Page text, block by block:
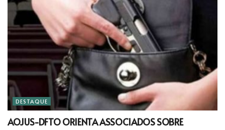
DESTAQUE
AOJUS-DFTO ORIENTA ASSOCIADOS SOBRE